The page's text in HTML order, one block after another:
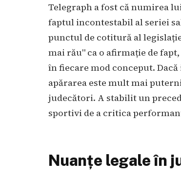
Telegraph a fost că numirea
faptul incontestabil al seriei
punctul de cotitură al
mai rău" ca o afirmație de
în fiecare mod conceput.
apărarea este mult mai
judecători. A stabilit un
sportivi de a critica
Nuanțe legale în